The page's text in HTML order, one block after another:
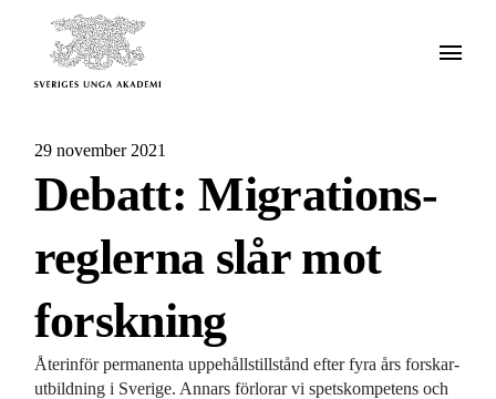
29 november 2021
Debatt: Migrations­
reglerna slår mot
forskning
Återinför permanenta uppehålls­tillstånd efter fyra års forskar­
utbildning i Sverige. Annars förlorar vi spets­kompetens och